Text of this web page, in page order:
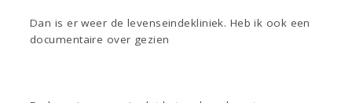
Dan is er weer de levenseindekliniek. Heb ik ook een
documentaire over gezien